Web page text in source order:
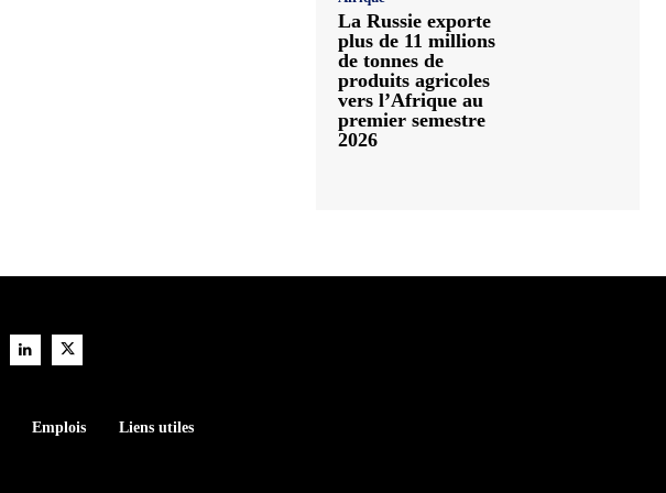
La Russie exporte
plus de 11 millions
de tonnes de
produits agricoles
vers l’Afrique au
premier semestre
2026
Emplois Liens utiles